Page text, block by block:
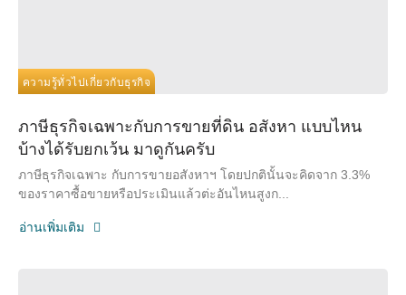
ความรู้ทั่วไปเกี่ยวกับธุรกิจ
ภาษีธุรกิจเฉพาะกับการขายที่ดิน อสังหา แบบไหน
บ้างได้รับยกเว้น มาดูกันครับ
ภาษีธุรกิจเฉพาะ กับการขายอสังหาฯ โดยปกตินั้นจะคิดจาก 3.3%
ของราคาซื้อขายหรือประเมินแล้วต่ะอันไหนสูงก...
อ่านเพิ่มเติม